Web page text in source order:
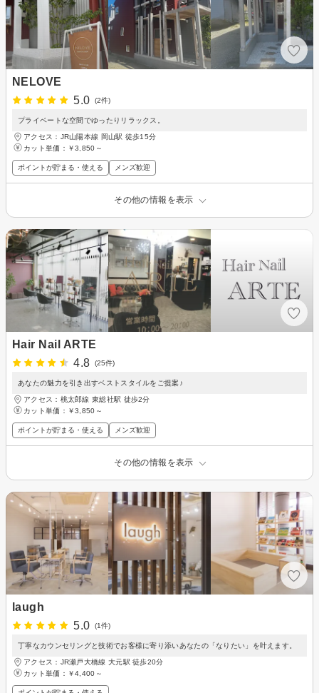
NELOVE
5.0
(2件)
プライベートな空間でゆったりリラックス。
アクセス：JR山陽本線 岡山駅 徒歩15分
カット単価： ￥3,850～
ポイントが貯まる・使える メンズ歓迎
その他の情報を表示
Hair Nail ARTE
4.8
(25件)
あなたの魅力を引き出すベストスタイルをご提案♪
アクセス：桃太郎線 東総社駅 徒歩2分
カット単価： ￥3,850～
ポイントが貯まる・使える メンズ歓迎
その他の情報を表示
laugh
5.0
(1件)
丁寧なカウンセリングと技術でお客様に寄り添いあなたの「なりたい」を叶えます。
アクセス：JR瀬戸大橋線 大元駅 徒歩20分
カット単価： ￥4,400～